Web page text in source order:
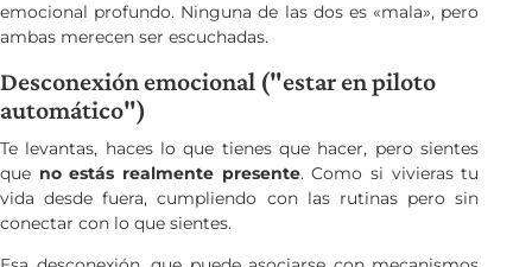
emocional profundo. Ninguna de las dos es «mala», pero
ambas merecen ser escuchadas.
Desconexión emocional ("estar en piloto
automático")
Te levantas, haces lo que tienes que hacer, pero sientes
que no estás realmente presente. Como si vivieras tu
vida desde fuera, cumpliendo con las rutinas pero sin
conectar con lo que sientes.